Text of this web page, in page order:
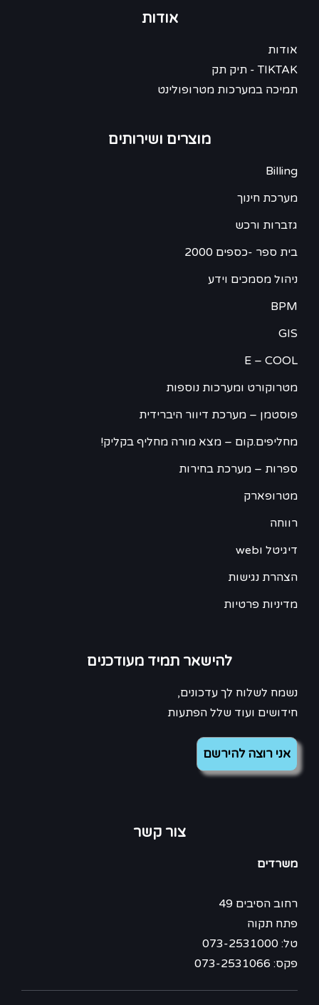
אודות
אודות
TIKTAK - תיק תק
תמיכה במערכות מטרופולינט
מוצרים ושירותים
Billing
מערכת חינוך
גזברות ורכש
בית ספר -כספים 2000
ניהול מסמכים וידע
BPM
GIS
E – COOL
מטרוקורט ומערכות נוספות
פוסטמן – מערכת דיוור היברידית
מחליפים.קום – מצא מורה מחליף בקליק!
ספרות – מערכת בחירות
מטרופארק
רווחה
דיגיטל וweb
הצהרת נגישות
מדיניות פרטיות
להישאר תמיד מעודכנים
נשמח לשלוח לך עדכונים,
חידושים ועוד שלל הפתעות
צור קשר
משרדים
רחוב הסיבים 49
פתח תקוה
טל: 073-2531000
פקס: 073-2531066